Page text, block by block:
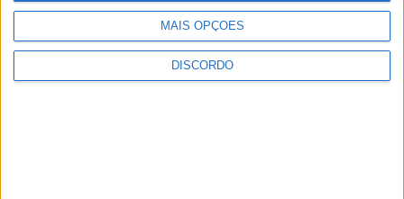
MAIS OPÇÕES
DISCORDO